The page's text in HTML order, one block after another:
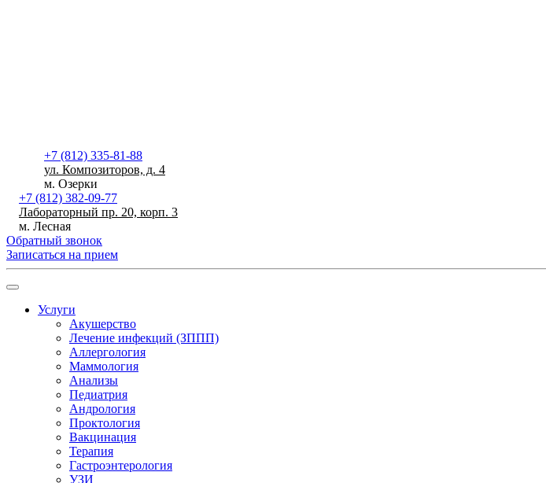
+7 (812) 335-81-88
ул. Композиторов, д. 4
м. Озерки
+7 (812) 382-09-77
Лабораторный пр. 20, корп. 3
м. Лесная
Обратный звонок
Записаться на прием
Услуги
Акушерство
Лечение инфекций (ЗППП)
Аллергология
Маммология
Анализы
Педиатрия
Андрология
Проктология
Вакцинация
Терапия
Гастроэнтерология
УЗИ